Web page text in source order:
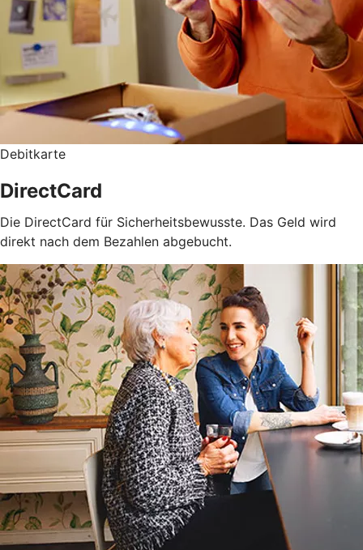
Debitkarte
DirectCard
Die DirectCard für Sicherheitsbewusste. Das Geld wird
direkt nach dem Bezahlen abgebucht.